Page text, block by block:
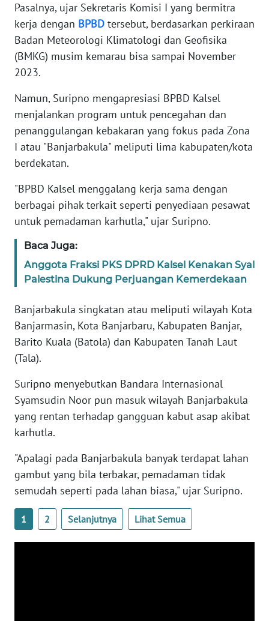
Pasalnya, ujar Sekretaris Komisi I yang bermitra
kerja dengan BPBD tersebut, berdasarkan perkiraan
Badan Meteorologi Klimatologi dan Geofisika
(BMKG) musim kemarau bisa sampai November
2023.
Namun, Suripno mengapresiasi BPBD Kalsel
menjalankan program untuk pencegahan dan
penanggulangan kebakaran yang fokus pada Zona
I atau "Banjarbakula" meliputi lima kabupaten/kota
berdekatan.
"BPBD Kalsel menggalang kerja sama dengan
berbagai pihak terkait seperti penyediaan pesawat
untuk pemadaman karhutla," ujar Suripno.
Baca Juga:
Anggota Fraksi PKS DPRD Kalsel Kenakan Syal
Palestina Dukung Perjuangan Kemerdekaan
Banjarbakula singkatan atau meliputi wilayah Kota
Banjarmasin, Kota Banjarbaru, Kabupaten Banjar,
Barito Kuala (Batola) dan Kabupaten Tanah Laut
(Tala).
Suripno menyebutkan Bandara Internasional
Syamsudin Noor pun masuk wilayah Banjarbakula
yang rentan terhadap gangguan kabut asap akibat
karhutla.
"Apalagi pada Banjarbakula banyak terdapat lahan
gambut yang bila terbakar, pemadaman tidak
semudah seperti pada lahan biasa," ujar Suripno.
1 2 Selanjutnya Lihat Semua
WN
JAKARTA
WN
JABAR
WN
BANTEN
WN
NTT
WN
KEPRI
PAPUA
WN
BARAT
WN
RIAU
WN
SERAMBI
WN
WN
SULTRA
NTB